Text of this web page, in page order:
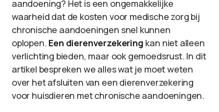
aandoening? Het is een ongemakkelijke
waarheid dat de kosten voor medische zorg bij
chronische aandoeningen snel kunnen
oplopen. Een dierenverzekering kan niet alleen
verlichting bieden, maar ook gemoedsrust. In dit
artikel bespreken we alles wat je moet weten
over het afsluiten van een dierenverzekering
voor huisdieren met chronische aandoeningen.